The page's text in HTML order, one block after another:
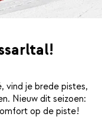
vind je brede pistes,
Nieuw dit seizoen:
op de piste!